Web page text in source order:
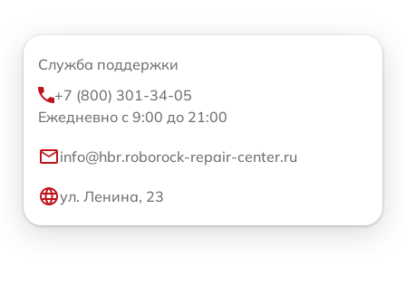
Служба поддержки
+7 (800) 301-34-05
Ежедневно с 9:00 до 21:00
info@hbr.roborock-repair-center.ru
ул. Ленина, 23